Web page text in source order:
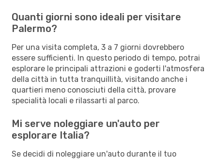
Quanti giorni sono ideali per visitare
Palermo?
Per una visita completa, 3 a 7 giorni dovrebbero
essere sufficienti. In questo periodo di tempo, potrai
esplorare le principali attrazioni e goderti l'atmosfera
della città in tutta tranquillità, visitando anche i
quartieri meno conosciuti della città, provare
specialità locali e rilassarti al parco.
Mi serve noleggiare un'auto per
esplorare Italia?
Se decidi di noleggiare un'auto durante il tuo